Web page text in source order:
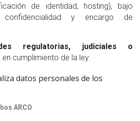
de identidad, hosting), bajo
y encargo de
regulatorias, judiciales o
, en cumplimiento de la ley.
datos personales de los
ARCO